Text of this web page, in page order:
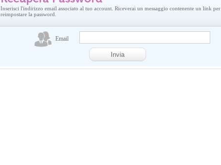
Inserisci l'indirizzo email associato al tuo account. Riceverai un messaggio contenente un link per
reimpostare la password.
Email